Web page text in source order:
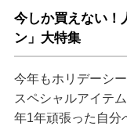
今しか買えない！
ン」大特集
今年もホリデーシ
スペシャルアイテ
年1年頑張った自分